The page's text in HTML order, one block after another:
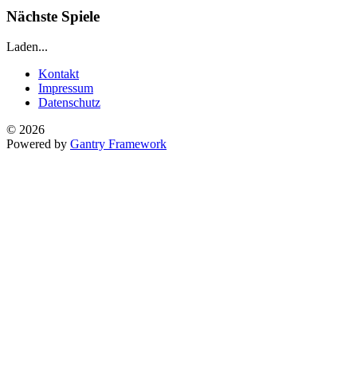
Nächste Spiele
Laden...
Kontakt
Impressum
Datenschutz
© 2026
Powered by Gantry Framework